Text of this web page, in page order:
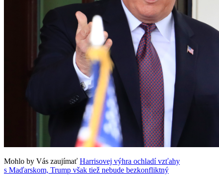
Mohlo by Vás zaujímať Harrisovej výhra ochladí vzťahy
s Maďarskom, Trump však tiež nebude bezkonfliktný